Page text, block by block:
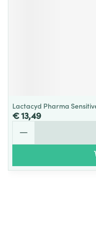
Lactacyd Pharma
€ 13,49